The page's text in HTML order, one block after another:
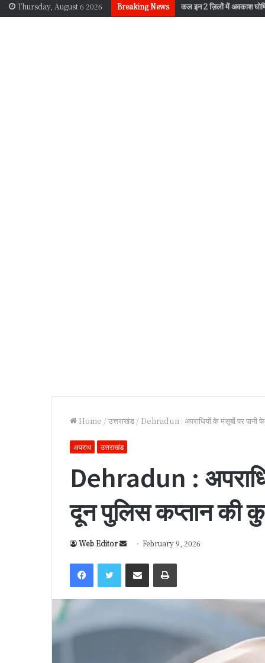
Thursday, August 6 2026 Breaking News इस दिन देहरादून में युवाओं के
Home /उत्तराखंड / Dehradun : अपराधियों के मंसूबों पर पानी
अपराध उत्तराखंड
Dehradun :
दून पुलिस कप्तान की
Web Editor
d
a
e
February 9, 2026
Facebook